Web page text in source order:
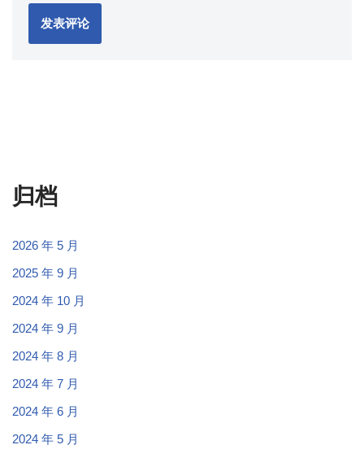
归档
2026 年 5 月
2025 年 9 月
2024 年 10 月
2024 年 9 月
2024 年 8 月
2024 年 7 月
2024 年 6 月
2024 年 5 月